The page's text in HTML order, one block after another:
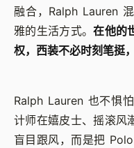
融合，Ralph Lauren
雅的生活方式。在他的
权，西装不必时刻笔挺
Ralph Lauren 也不惧
计师在嬉皮士、摇滚风
盲目跟风，而是把